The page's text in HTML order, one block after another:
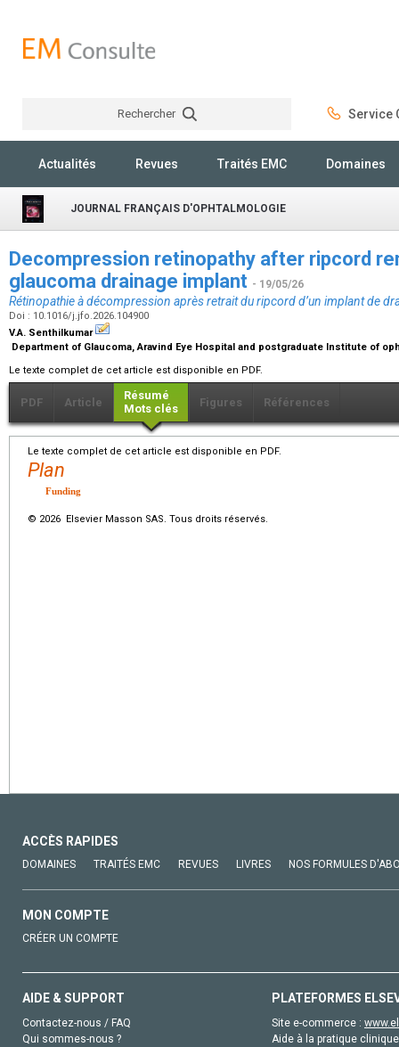
Rechercher Service
Actualités Revues Traités EMC Domaines
JOURNAL FRANÇAIS D'OPHTALMOLOGIE
Decompression retinopathy after ripcord
glaucoma drainage implant - 19/05/26
Rétinopathie à décompression après retrait du ripcord d’un implant de
Doi : 10.1016/j.jfo.2026.104900
V.A. Senthilkumar
Department of Glaucoma, Aravind Eye Hospital and postgraduate Institute of
Le texte complet de cet article est disponible en PDF.
PDF Article
Résumé
Mots clés
Figures Références
Le texte complet de cet article est disponible en PDF.
Plan
Funding
© 2026 Elsevier Masson SAS. Tous droits réservés.
ACCÈS RAPIDES
DOMAINES TRAITÉS EMC REVUES LIVRES NOS FORMULES
MON COMPTE
CRÉER UN COMPTE
AIDE & SUPPORT
Contactez-nous / FAQ
Qui sommes-nous ?
PLATEFORMES
Site e-commerce :
Aide à la pratique